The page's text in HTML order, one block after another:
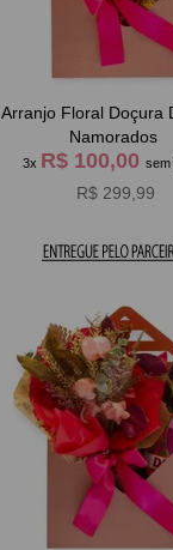
Arranjo Floral Doçura Dia dos
Namorados
3x R$ 100,00sem
R$ 299,99